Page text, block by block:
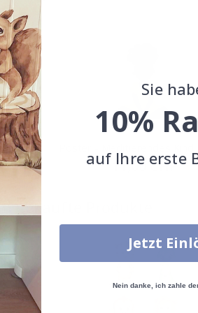
Special
11,00 CHF
gekaufte Produkte
Sie
10%
auf Ihre erste
Jetzt
Nein danke, ich zahle